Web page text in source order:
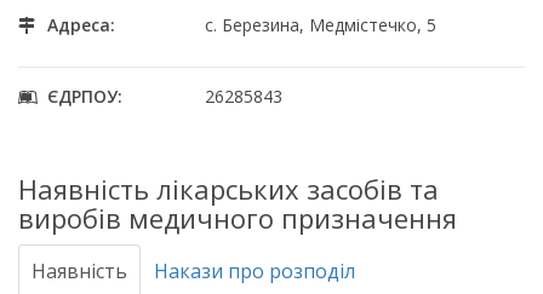
Адреса: с. Березина, Медмістечко, 5
ЄДРПОУ: 26285843
Наявність лікарських засобів та
виробів медичного призначення
Наявність Накази про розподіл